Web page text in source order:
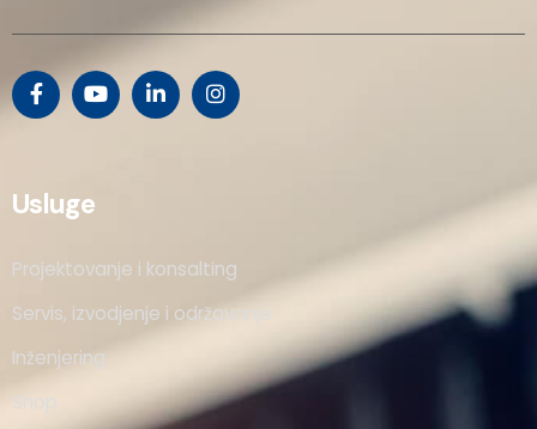
Usluge
Projektovanje i konsalting
Servis, izvodjenje i održavanje
Inženjering
Shop